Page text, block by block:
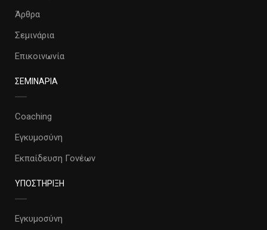
Άρθρα
Σεμινάρια
Επικοινωνία
ΣΕΜΙΝΑΡΙΑ
Coaching
Εγκυμοσύνη
Εκπαίδευση Γονέων
ΥΠΟΣΤΗΡΙΞΗ
Εγκυμοσύνη